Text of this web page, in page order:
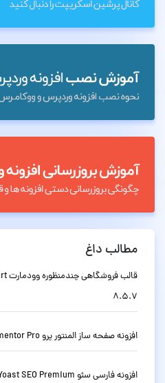
مطالب داغ
8.5.7
افزونه صفحه ساز المنتور پرو Elementor Pro وردپرس نسخه 4.2.1
افزونه فارسی سئو Yoast SEO Premium وردپرس نسخه حرفه ای 28.1